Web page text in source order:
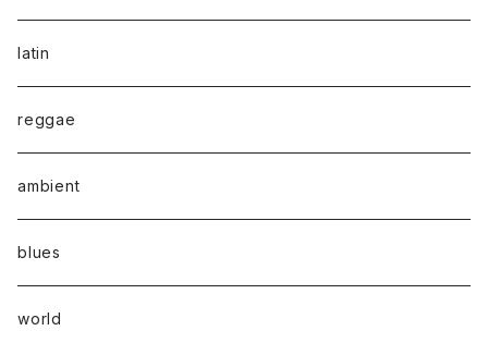
latin
reggae
ambient
blues
world